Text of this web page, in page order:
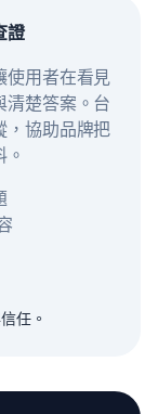
證
使用者在看見
清楚答案。台
，協助品牌把
任。